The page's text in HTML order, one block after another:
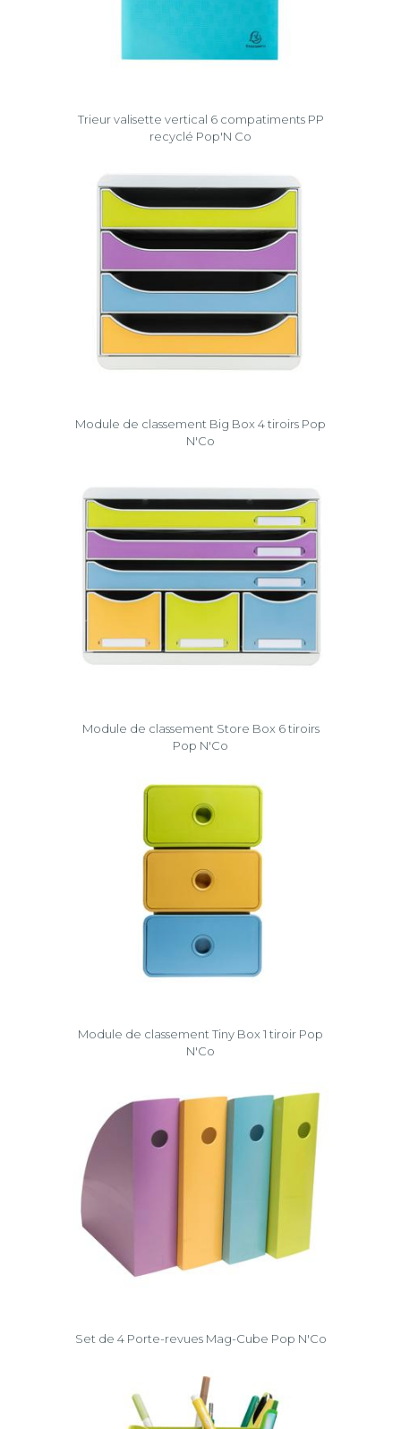
Trieur valisette vertical 6 compatiments PP
recyclé Pop'N Co
Module de classement Big Box 4 tiroirs Pop
N'Co
Module de classement Store Box 6 tiroirs
Pop N'Co
Module de classement Tiny Box 1 tiroir Pop
N'Co
Set de 4 Porte-revues Mag-Cube Pop N'Co